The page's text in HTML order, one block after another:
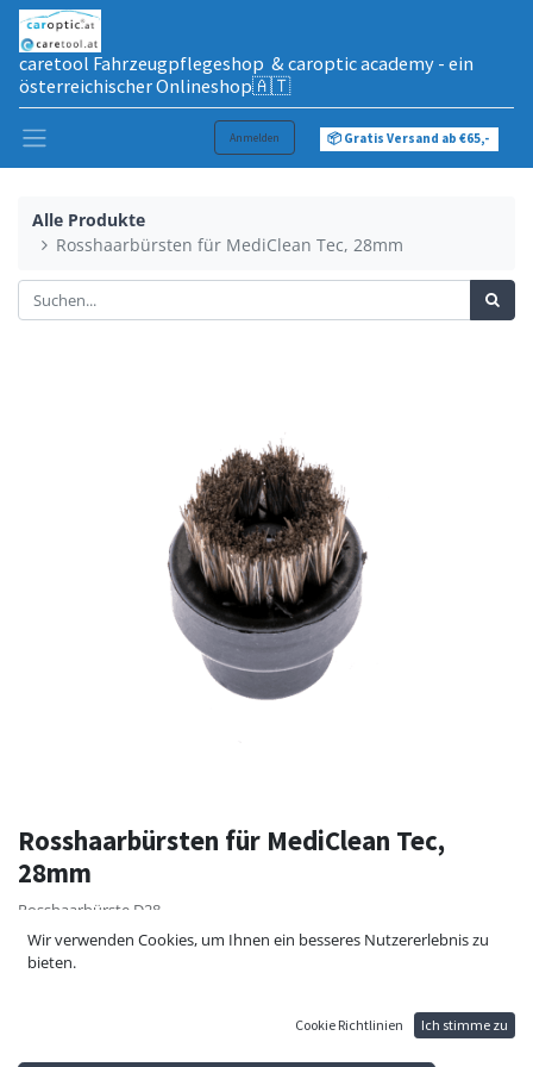
caretool Fahrzeugpflegeshop & caroptic academy - ein
österreichischer Onlineshop🇦🇹
Anmelden 📦 Gratis Versand ab €65,-
Alle Produkte
Rosshaarbürsten für MediClean Tec, 28mm
Rosshaarbürsten für MediClean Tec,
28mm
Rosshaarbürste D28
10,20€
Wir verwenden Cookies, um Ihnen ein besseres Nutzererlebnis zu
bieten.
Cookie Richtlinien Ich stimme zu